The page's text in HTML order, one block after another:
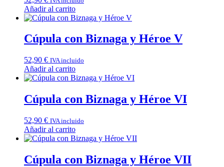
Añadir al carrito
Cúpula con Biznaga y Héroe V
52,90 € IVA incluido
Añadir al carrito
Cúpula con Biznaga y Héroe VI
52,90 € IVA incluido
Añadir al carrito
Cúpula con Biznaga y Héroe VII